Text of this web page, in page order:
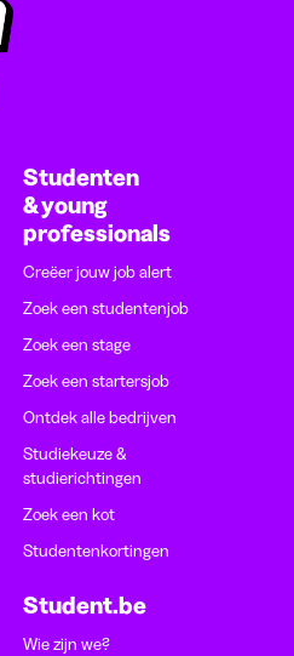
Studenten
& young
professionals
Creëer jouw job alert
Zoek een studentenjob
Zoek een stage
Zoek een startersjob
Ontdek alle bedrijven
Studiekeuze &
studierichtingen
Zoek een kot
Studentenkortingen
Student.be
Wie zijn we?